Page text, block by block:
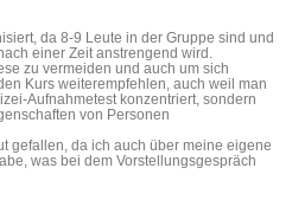
da 8-9 Leute in der Gruppe sind und
einer Zeit anstrengend wird.
zu vermeiden und auch um sich
Kurs weiterempfehlen, auch weil man
Aufnahmetest konzentriert, sondern
von Personen
gefallen, da ich auch über meine eigene
was bei dem Vorstellungsgespräch